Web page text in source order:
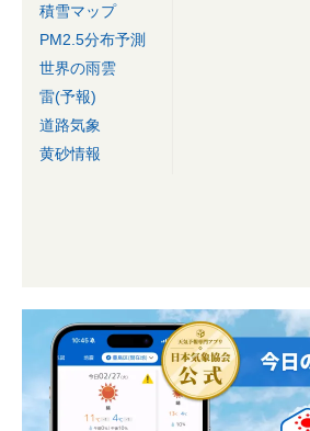
積雪マップ
PM2.5分布予測
世界の雨雲
雷(予報)
道路気象
黄砂情報